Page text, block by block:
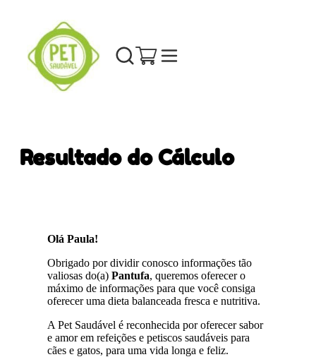
Resultado do Cálculo
Olá Paula!
Obrigado por dividir conosco informações tão
valiosas do(a)Pantufa, queremos oferecer o
máximo de informações para que você consiga
oferecer uma dieta balanceada fresca e nutritiva.
A Pet Saudável é reconhecida por oferecer sabor
e amor em refeições e petiscos saudáveis para
cães e gatos, para uma vida longa e feliz.